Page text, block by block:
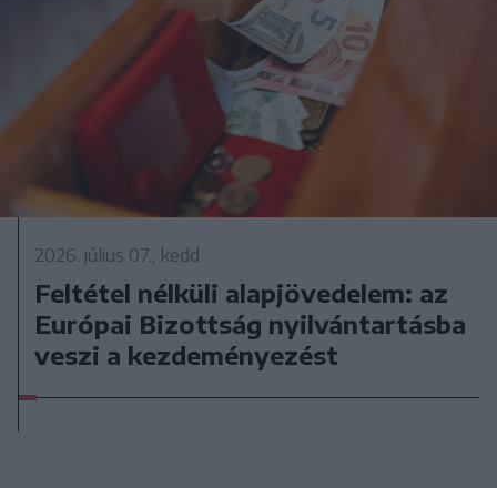
2026. július 07., kedd
Feltétel nélküli alapjövedelem: az
Európai Bizottság nyilvántartásba
veszi a kezdeményezést